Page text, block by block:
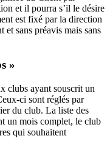
et il pourra s’il le désire
est fixé par la direction
et sans préavis mais sans
»
clubs ayant souscrit un
ci sont réglés par
du club. La liste des
un mois complet, le club
qui souhaitent